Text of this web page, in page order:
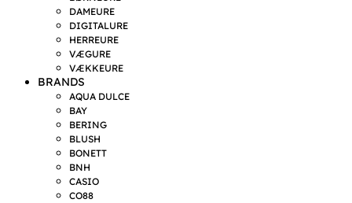
DAMEURE
DIGITALURE
HERREURE
VÆGURE
VÆKKEURE
BRANDS
AQUA DULCE
BAY
BERING
BLUSH
BONETT
BNH
CASIO
CO88